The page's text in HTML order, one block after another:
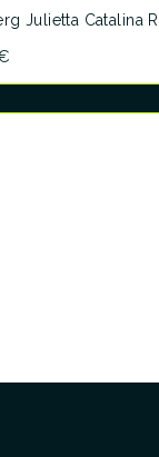
Julietta Catalina